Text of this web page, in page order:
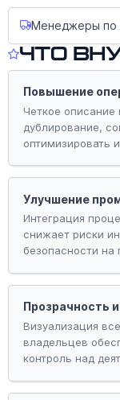
Менеджеры по
Что
Повышение
Четкое описание
дублирование,
оптимизировать
Улучшение
Интеграция
снижает риски
безопасности на
Прозрачность
Визуализация
владельцев
контроль над